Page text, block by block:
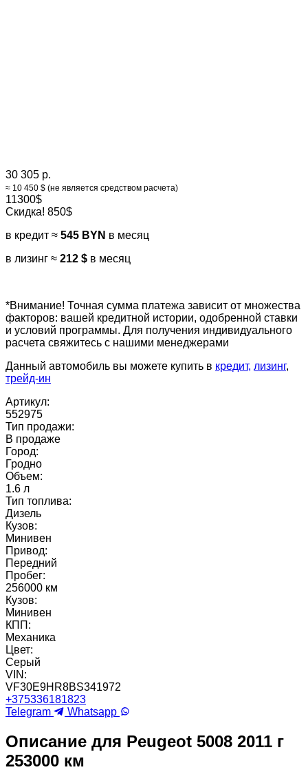
30 305 р.
≈ 10 450 $ (не является средством расчета)
11300$
Скидка! 850$
в кредит ≈ 545 BYN в месяц
в лизинг ≈ 212 $ в месяц
*Внимание! Точная сумма платежа зависит от множества
факторов: вашей кредитной истории, одобренной ставки
и условий программы. Для получения индивидуального
расчета свяжитесь с нашими менеджерами
Данный автомобиль вы можете купить в кредит, лизинг,
трейд-ин
Артикул:
552975
Тип продажи:
В продаже
Город:
Гродно
Объем:
1.6 л
Тип топлива:
Дизель
Кузов:
Минивен
Привод:
Передний
Пробег:
256000 км
Кузов:
Минивен
КПП:
Механика
Цвет:
Серый
VIN:
VF30E9HR8BS341972
+375336181823
Telegram
Whatsapp
Описание для Peugeot 5008 2011 г
253000 км